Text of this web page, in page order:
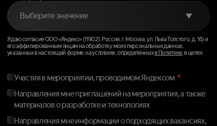
Я даю согласие ООО «Яндекс» (119021, Россия, г. Москва, ул. Льва Толстого, д. 16) и
его аффилированным лицам на обработку моих персональных данных,
указанных в настоящей форме, на условиях, определённыхв Политике , в целях:
Участия в мероприятии, проводимом Яндексом
Направления мне приглашений на мероприятия, а также
материалов о разработке и технологиях
Направления мне информации о подходящих вакансиях,